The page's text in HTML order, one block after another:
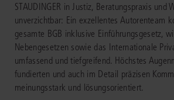
STAUDINGER in Justiz, Beratungspraxis und
unverzichtbar: Ein exzellentes Autorenteam
gesamte BGB inklusive Einführungsgesetz,
Nebengesetzen sowie das Internationale
umfassend und tiefgreifend. Höchstes
fundierten und auch im Detail präzisen
meinungsstark und lösungsorientiert.